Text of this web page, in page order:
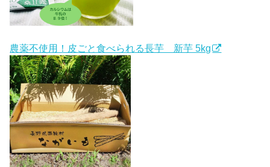
農薬不使用！皮ごと食べられる長芋 新芋 5kg